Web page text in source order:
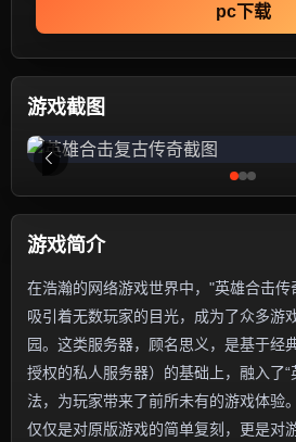
pc下载
游戏截图
游戏简介
在浩瀚的网络游戏世界中，"英雄合击
吸引着无数玩家的目光，成为了众多游
园。这类服务器，顾名思义，是基于经
授权的私人服务器）的基础上，融入了“
法，为玩家带来了前所未有的游戏体验
仅仅是对原版游戏的简单复刻，更是对